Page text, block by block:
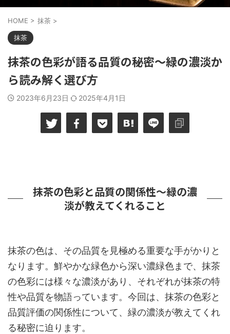
HOME > 抹茶 >
抹茶
抹茶の色彩が語る品質の秘密～緑の濃淡か
ら読み解く選び方
2023年6月23日 2025年4月1日
抹茶の色彩と品質の関係性～緑の濃
淡が教えてくれること
抹茶の色は、その品質を見極める重要な手がかりと
なります。鮮やかな緑色から深い濃緑色まで、抹茶
の色彩には様々な濃淡があり、それぞれが抹茶の特
性や品質を物語っています。今回は、抹茶の色彩と
品質評価の関係性について、緑の濃淡が教えてくれ
る秘密に迫ります。